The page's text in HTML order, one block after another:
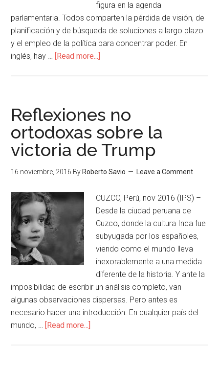
figura en la agenda
parlamentaria. Todos comparten la pérdida de visión, de
planificación y de búsqueda de soluciones a largo plazo
y el empleo de la política para concentrar poder. En
inglés, hay … [Read more...]
Reflexiones no
ortodoxas sobre la
victoria de Trump
16 noviembre, 2016 By Roberto Savio Leave a Comment
CUZCO, Perú, nov 2016 (IPS) –
Desde la ciudad peruana de
Cuzco, donde la cultura Inca fue
subyugada por los españoles,
viendo como el mundo lleva
inexorablemente a una medida
diferente de la historia. Y ante la
imposibilidad de escribir un análisis completo, van
algunas observaciones dispersas. Pero antes es
necesario hacer una introducción. En cualquier país del
mundo, … [Read more...]